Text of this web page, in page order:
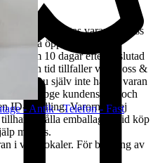
angetts, hämtas varan hos oss
våra öppettider.
inom 10 dagar efter avslutad
angiven tid tillfaller varan oss &
Kan Du själv inte hämta varan
skall uppge kundens för- och
ID-handling. Varorna är ej
emballage. Vid köp
medtas.
i våra lokaler. För bokning av
- Antik - Telefon - Fast